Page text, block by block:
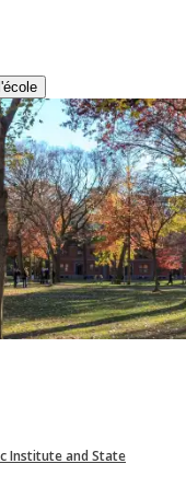
Institute and State